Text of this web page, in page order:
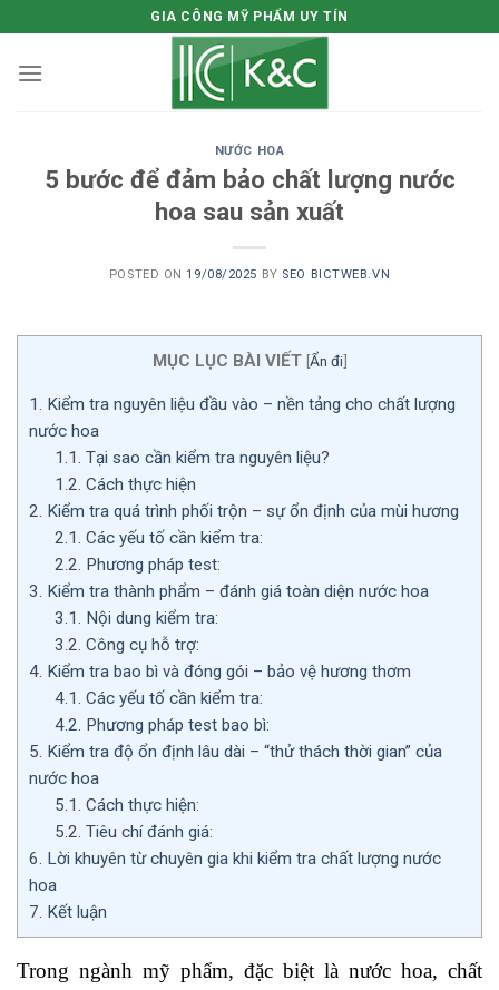
to
content
GIA CÔNG MỸ PHẨM UY TÍN
NƯỚC HOA
5 bước để đảm bảo chất lượng nước
hoa sau sản xuất
POSTED ON19/08/2025 BY SEO BICTWEB.VN
MỤC LỤC BÀI VIẾT [Ẩn đi]
1. Kiểm tra nguyên liệu đầu vào – nền tảng cho chất lượng
nước hoa
1.1. Tại sao cần kiểm tra nguyên liệu?
1.2. Cách thực hiện
2. Kiểm tra quá trình phối trộn – sự ổn định của mùi hương
2.1. Các yếu tố cần kiểm tra:
2.2. Phương pháp test:
3. Kiểm tra thành phẩm – đánh giá toàn diện nước hoa
3.1. Nội dung kiểm tra:
3.2. Công cụ hỗ trợ:
4. Kiểm tra bao bì và đóng gói – bảo vệ hương thơm
4.1. Các yếu tố cần kiểm tra:
4.2. Phương pháp test bao bì:
5. Kiểm tra độ ổn định lâu dài – “thử thách thời gian” của
nước hoa
5.1. Cách thực hiện:
5.2. Tiêu chí đánh giá:
6. Lời khuyên từ chuyên gia khi kiểm tra chất lượng nước
hoa
7. Kết luận
Trong ngành mỹ phẩm, đặc biệt là nước hoa, chất